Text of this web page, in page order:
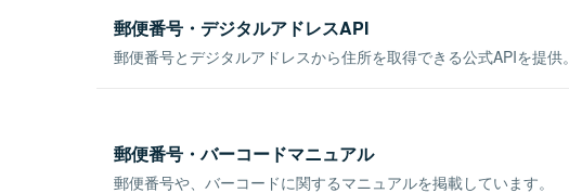
郵便番号・デジタルアドレスAPI
郵便番号とデジタルアドレスから住所を取得できる公式APIを提供。
郵便番号・バーコードマニュアル
郵便番号や、バーコードに関するマニュアルを掲載しています。